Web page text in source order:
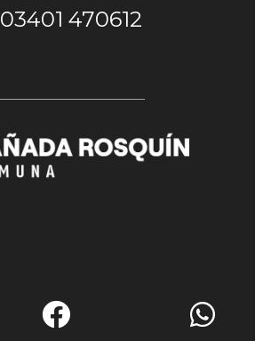
03401 470612